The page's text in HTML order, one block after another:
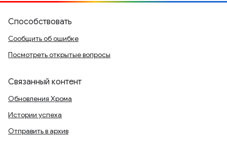
Способствовать
Сообщить об ошибке
Посмотреть открытые вопросы
Связанный контент
Обновления Хрома
Истории успеха
Отправить в архив